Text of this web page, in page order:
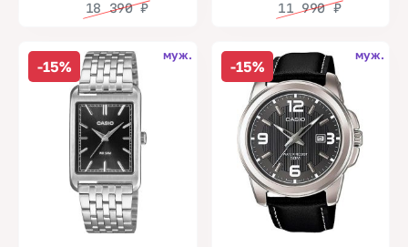
18 390₽ 11 990₽
-15%
муж.
-15%
муж.